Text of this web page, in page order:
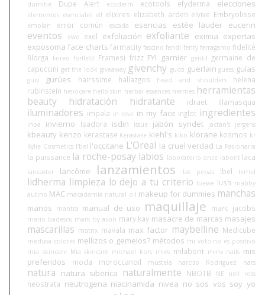
dumitié Dupe Alert ecoderm ecotools efyderma elecciones
elementos esenciales elf elixires elizabeth arden elvive Embryolisse
emolan error común escada esencias estée lauder eucerin
eventos ewe exel exfoliación exfoliante eximia expertas
exposoma face charts farmacity fascino fendi fenty ferragamo fidelité
filorga
Foreo forlle'd Framesi frizz FYI garnier gentil germaine de
capuccini get the look giveaway givenchy gucci guerlain guess guías
guiv gurúes hairssime hallazgos head and shoulders
helena
rubinstein heliocare hello skin herbal essences hermes herramientas
beauty
hidratación hidratante idraet illamasqua
iluminadores impala in love in my face inglot ingredientes
Inoa invierno Isadora isdin issue jabón syndet jactan's jergens
kbeauty kenzo kerastase Kérastase kiehl's kiko klorane kosmos kr
Kylie Cosmetics l'bel l'occitane L'Oreal la cruel verdad La Pasionaria
la puissance la roche-posay labios laboratorio once laborit laca
lancaster lancôme lanzamientos las pepas lbel lemel
lidherma limpieza lo dejo a tu criterio loewe lush mabby
autino MAC macadamia natural oil makeup for dummies manchas
manos mantra manual de uso maquillaje marc jacobs
mario badescu mark by avon mary kay masacre de marcas masajes
mascarillas matrix mavala max factor maybelline Medicube
medusa colores mellizos o gemelos? métodos mi voto no es positivo
mia skincare Mía skincare michael kors mies milaborit minx nails mis
preferidos
moda moroccanoil mustela narciso Rodriguez nars
natura natura siberica naturalmente NBOTB NE nell ross
neostrata neutrogena niacinamida nivea no sos vos soy yo